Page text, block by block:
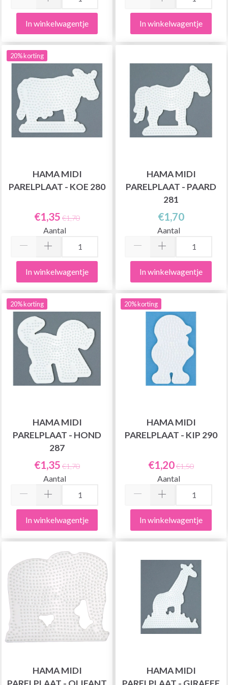
In winkelwagentje In winkelwagentje
20% korting
HAMA MIDI
PARELPLAAT - KOE 280
€1,35 €1,70
Aantal
In winkelwagentje
HAMA MIDI
PARELPLAAT - PAARD
281
€1,70
Aantal
In winkelwagentje
20% korting
HAMA MIDI
PARELPLAAT - HOND
287
€1,35 €1,70
Aantal
In winkelwagentje
20% korting
HAMA MIDI
PARELPLAAT - KIP 290
€1,20€1,50
Aantal
In winkelwagentje
HAMA MIDI
HAMA MIDI